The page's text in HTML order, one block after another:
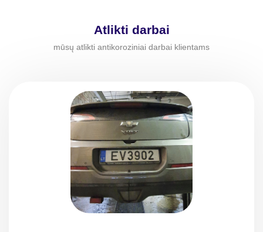
Atlikti darbai
mūsų atlikti antikoroziniai darbai klientams